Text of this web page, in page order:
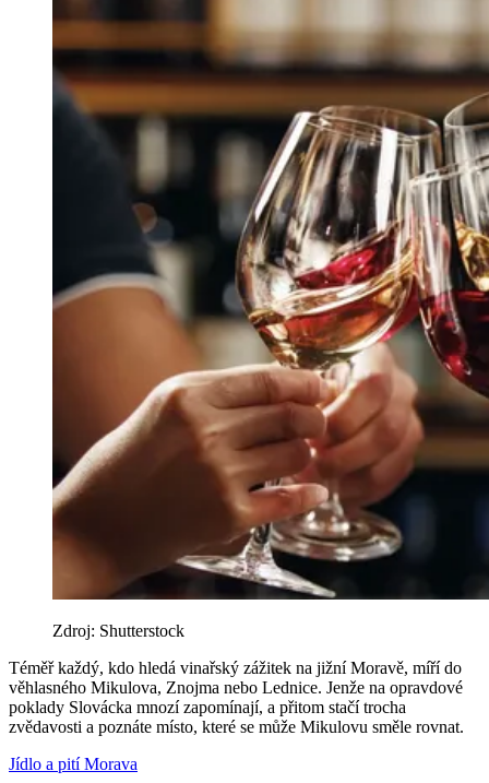
Zdroj: Shutterstock
Téměř každý, kdo hledá vinařský zážitek na jižní Moravě, míří do
věhlasného Mikulova, Znojma nebo Lednice. Jenže na opravdové
poklady Slovácka mnozí zapomínají, a přitom stačí trocha
zvědavosti a poznáte místo, které se může Mikulovu směle rovnat.
Jídlo a pitíMorava